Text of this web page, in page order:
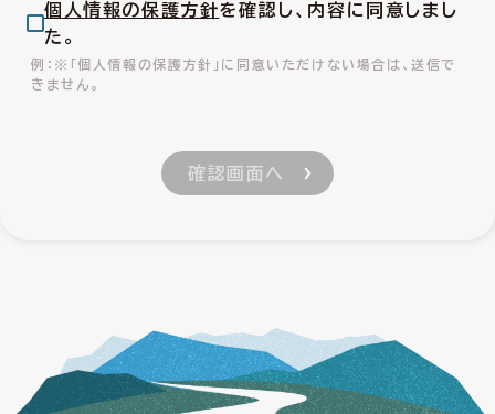
個人情報の保護方針を確認し、内容に同意しまし
た。
※「個人情報の保護方針」に同意いただけない場合は、送信で
きません。